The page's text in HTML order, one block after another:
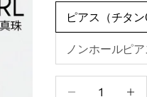
ピアス（チタ
ノンホールピ
数量を減らす 数量